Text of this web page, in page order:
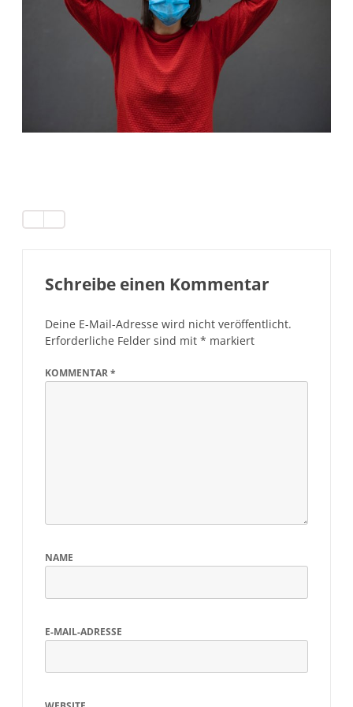
Schreibe einen Kommentar
Deine E-Mail-Adresse wird nicht veröffentlicht.
Erforderliche Felder sind mit * markiert
KOMMENTAR*
NAME
E-MAIL-ADRESSE